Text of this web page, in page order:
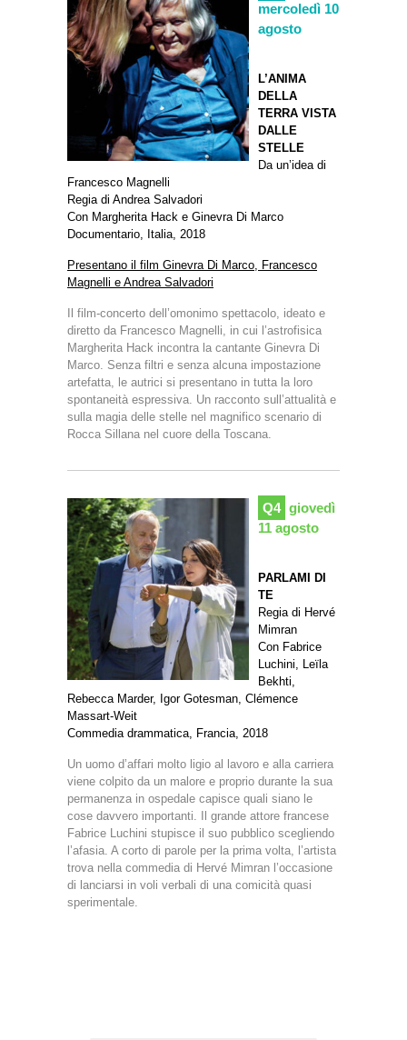
mercoledì 10
agosto
L’ANIMA
DELLA
TERRA VISTA
DALLE
STELLE
Da un’idea di
Francesco Magnelli
Regia di Andrea Salvadori
Con Margherita Hack e Ginevra Di Marco
Documentario, Italia, 2018
Presentano il film Ginevra Di Marco, Francesco
Magnelli e Andrea Salvadori
Il film-concerto dell’omonimo spettacolo, ideato e
diretto da Francesco Magnelli, in cui l’astrofisica
Margherita Hack incontra la cantante Ginevra Di
Marco. Senza filtri e senza alcuna impostazione
artefatta, le autrici si presentano in tutta la loro
spontaneità espressiva. Un racconto sull’attualità e
sulla magia delle stelle nel magnifico scenario di
Rocca Sillana nel cuore della Toscana.
Q4 giovedì
11 agosto
PARLAMI DI
TE
Regia di Hervé
Mimran
Con Fabrice
Luchini, Leïla
Bekhti,
Rebecca Marder, Igor Gotesman, Clémence
Massart-Weit
Commedia drammatica, Francia, 2018
Un uomo d’affari molto ligio al lavoro e alla carriera
viene colpito da un malore e proprio durante la sua
permanenza in ospedale capisce quali siano le
cose davvero importanti. Il grande attore francese
Fabrice Luchini stupisce il suo pubblico scegliendo
l’afasia. A corto di parole per la prima volta, l’artista
trova nella commedia di Hervé Mimran l’occasione
di lanciarsi in voli verbali di una comicità quasi
sperimentale.